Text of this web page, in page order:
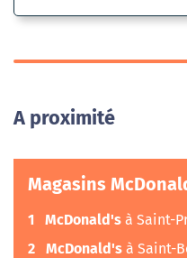
A proximité
Magasins
1 McDonald's à Saint-
2 McDonald's à Saint-